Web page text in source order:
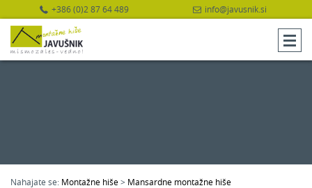
+386 (0)2 87 64 489 info@javusnik.si
Nahajate se: Montažne hiše> Mansardne montažne hiše